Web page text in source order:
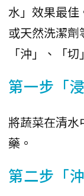
水」效果最佳
或天然洗潔劑
「沖」、「
第一步「
將蔬菜在清
藥。
第二步「